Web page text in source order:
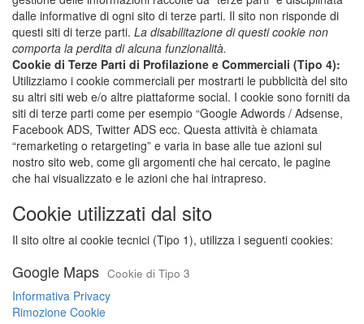
dalle informative di ogni sito di terze parti. Il sito non risponde di
questi siti di terze parti. La disabilitazione di questi cookie non
comporta la perdita di alcuna funzionalità.
Cookie di Terze Parti di Profilazione e Commerciali (Tipo 4):
Utilizziamo i cookie commerciali per mostrarti le pubblicità del sito
su altri siti web e/o altre piattaforme social. I cookie sono forniti da
siti di terze parti come per esempio “Google Adwords / Adsense,
Facebook ADS, Twitter ADS ecc. Questa attività è chiamata
“remarketing o retargeting” e varia in base alle tue azioni sul
nostro sito web, come gli argomenti che hai cercato, le pagine
che hai visualizzato e le azioni che hai intrapreso.
Cookie utilizzati dal sito
Il sito oltre ai cookie tecnici (Tipo 1), utilizza i seguenti cookies:
Google Maps Cookie di Tipo 3
Informativa Privacy
Rimozione Cookie